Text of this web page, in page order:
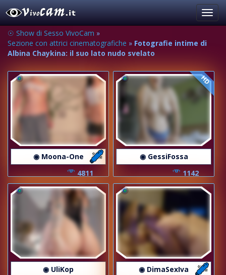
☉ Show di Sesso VivoCam »
Sezione con attrici cinematografiche » Fotografie intime di
Albina Chaykina: il suo lato nudo svelato
◉ Moona-One
4811
HD
◉ GessiFossa
1142
◉ UliKop
◉ DimaSexIva